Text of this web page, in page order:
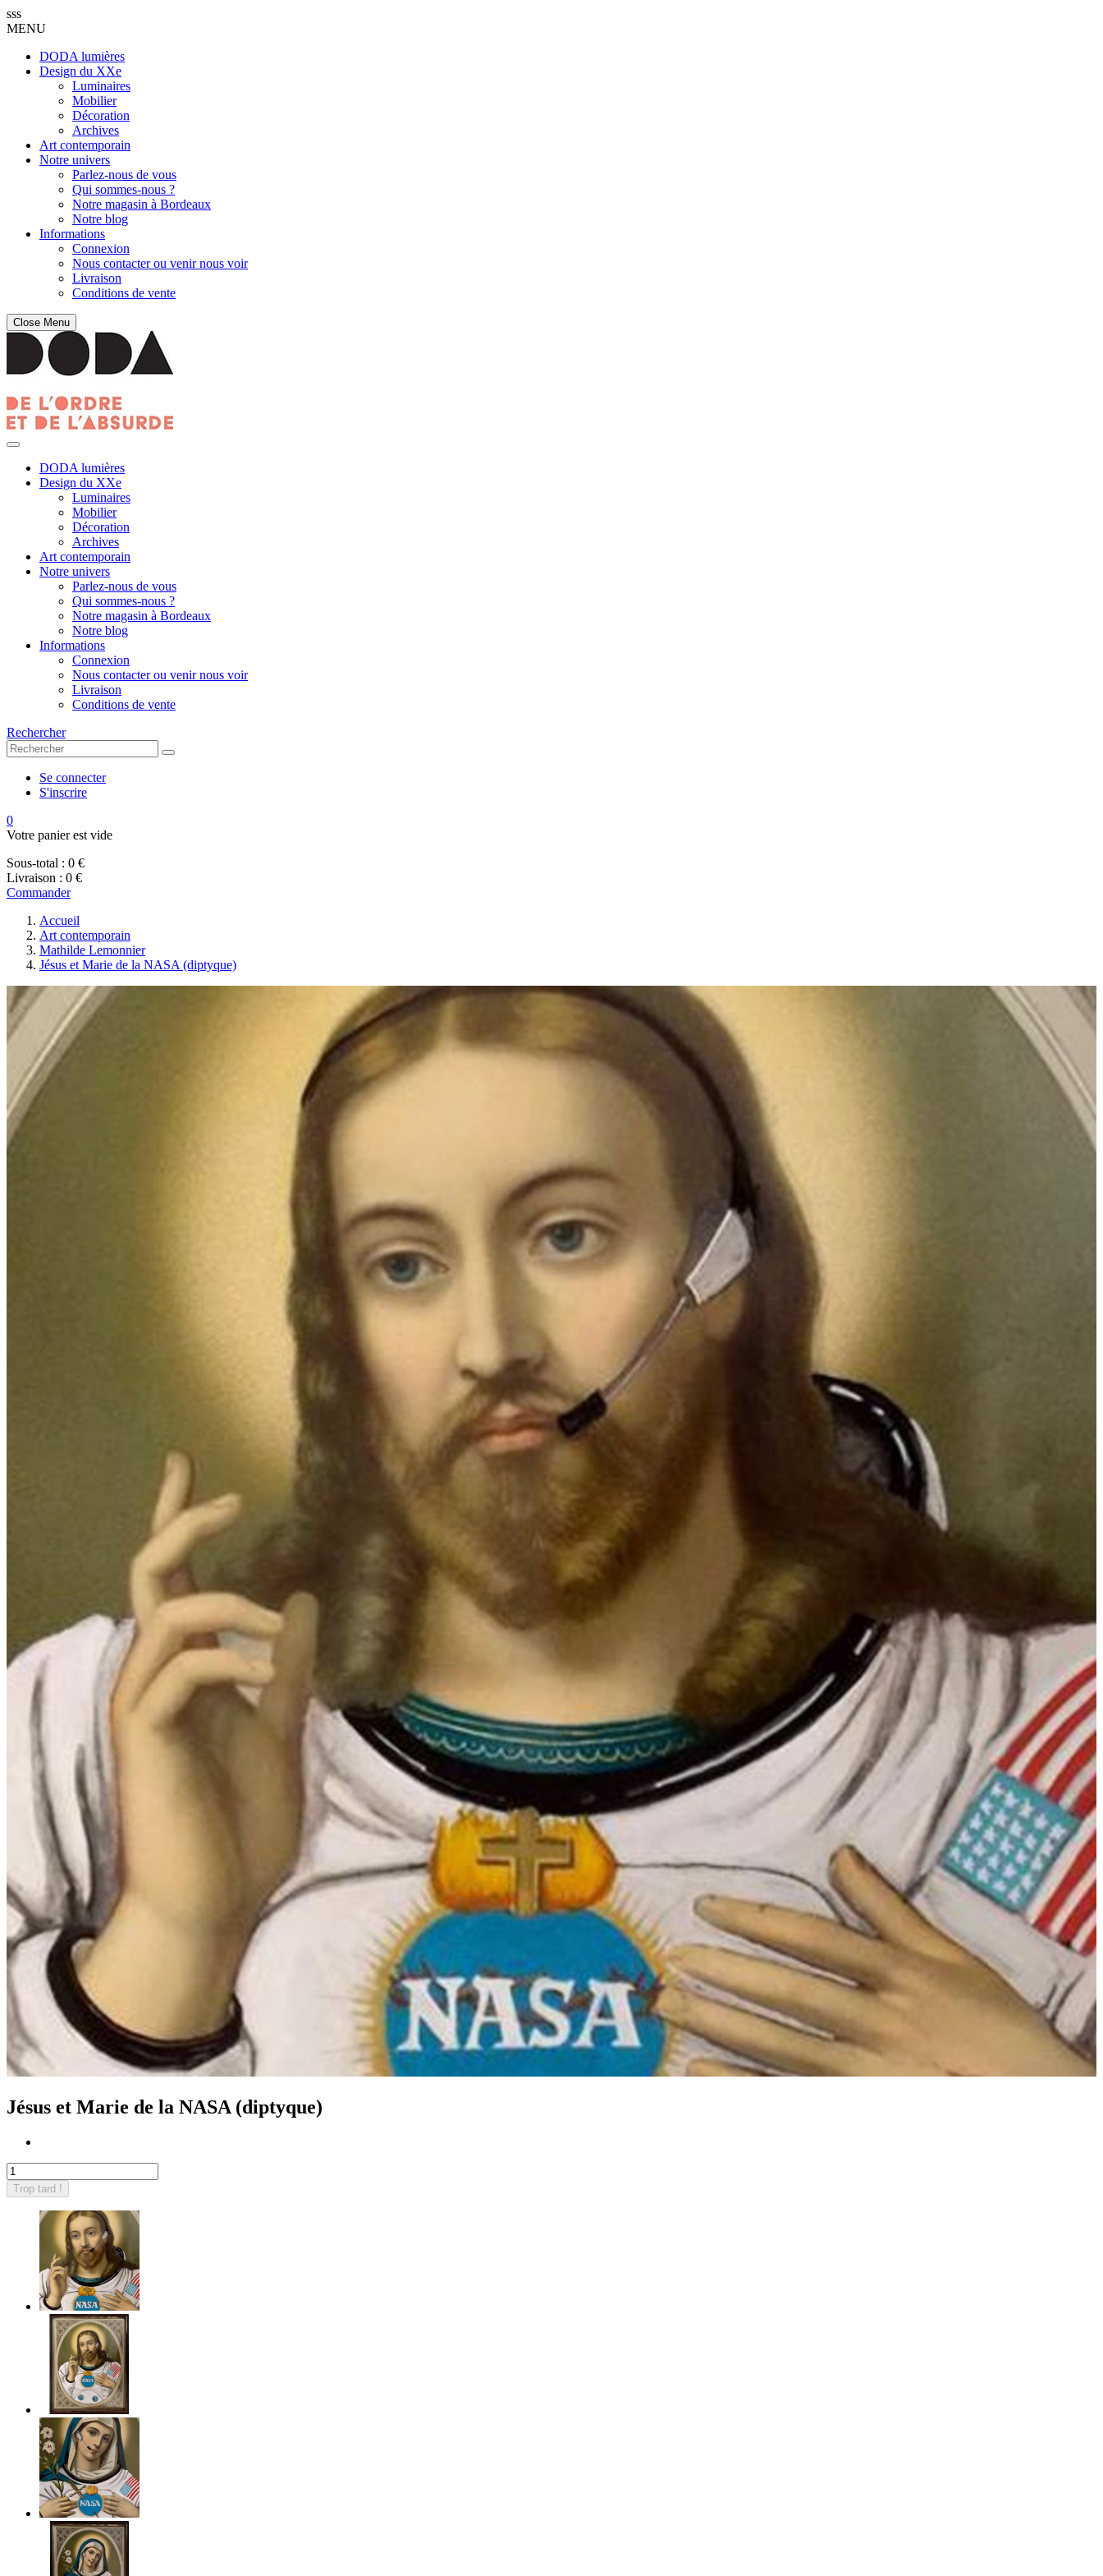
sss
MENU
DODA lumières
Design du XXe
Luminaires
Mobilier
Décoration
Archives
Art contemporain
Notre univers
Parlez-nous de vous
Qui sommes-nous ?
Notre magasin à Bordeaux
Notre blog
Informations
Connexion
Nous contacter ou venir nous voir
Livraison
Conditions de vente
Close Menu
DODA lumières
Design du XXe
Luminaires
Mobilier
Décoration
Archives
Art contemporain
Notre univers
Parlez-nous de vous
Qui sommes-nous ?
Notre magasin à Bordeaux
Notre blog
Informations
Connexion
Nous contacter ou venir nous voir
Livraison
Conditions de vente
Rechercher
Se connecter
S'inscrire
0
Votre panier est vide
Sous-total : 0 €
Livraison : 0 €
Commander
Accueil
Art contemporain
Mathilde Lemonnier
Jésus et Marie de la NASA (diptyque)
Jésus et Marie de la NASA (diptyque)
Trop tard !